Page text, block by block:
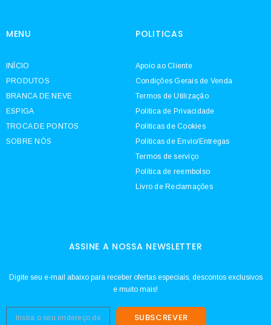
MENU
INÍCIO
PRODUTOS
BRANCA DE NEVE
ESPIGA
TROCA DE PONTOS
SOBRE NÓS
POLITICAS
Apoio ao Cliente
Condições Gerais de Venda
Termos de Utilização
Política de Privacidade
Políticas de Cookies
Políticas de Envio/Entregas
Termos de serviço
Política de reembolso
Livro de Reclamações
ASSINE A NOSSA NEWSLETTER
Digite seu e-mail abaixo para receber ofertas especiais, descontos exclusivos
e muito mais!
SUBSCREVER